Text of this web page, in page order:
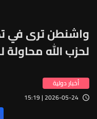
واشنطن ترى في
لحزب الله
أخبار دولية
2026-05-24 | 15:19